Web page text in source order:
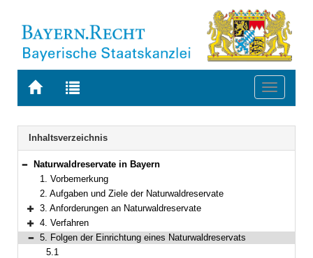
Zur
BAYERN.RECHT
Zur
letzten
Suche
Toggle
Navigation
Inhaltsverzeichnis
Bereich reduzieren
Naturwaldreservate in Bayern
1. Vorbemerkung
2. Aufgaben und Ziele der Naturwaldreservate
Bereich erweitern
3. Anforderungen an Naturwaldreservate
Bereich erweitern
4. Verfahren
Bereich reduzieren
5. Folgen der Einrichtung eines Naturwaldreservats
5.1